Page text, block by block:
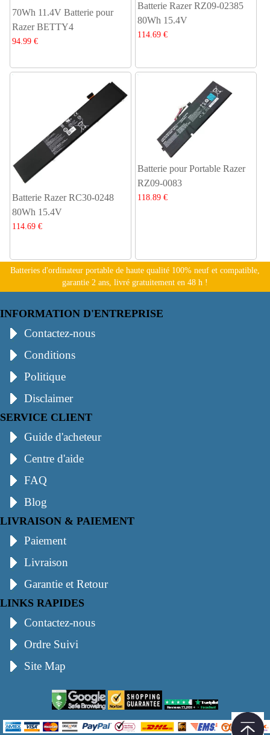
70Wh 11.4V Batterie pour
Razer BETTY4
94.99 €
Batterie Razer RZ09-02385
80Wh 15.4V
114.69 €
Batterie Razer RC30-0248
80Wh 15.4V
114.69 €
Batterie pour Portable Razer
RZ09-0083
118.89 €
Batteries d'ordinateur portable de haute qualité 100% neuf et compatible,
garantie 2 ans, livré gratuitement en 48 h !
INFORMATION D'ENTREPRISE
Contactez-nous
Conditions
Politique
Disclaimer
SERVICE CLIENT
Guide d'acheteur
Centre d'aide
FAQ
Blog
LIVRAISON & PAIEMENT
Paiement
Livraison
Garantie et Retour
LINKS RAPIDES
Contactez-nous
Ordre Suivi
Site Map